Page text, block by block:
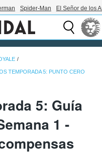
Spider-Man El Señor de los
TEMPORADA 5: PUNTO CERO
5: Guía
1 -